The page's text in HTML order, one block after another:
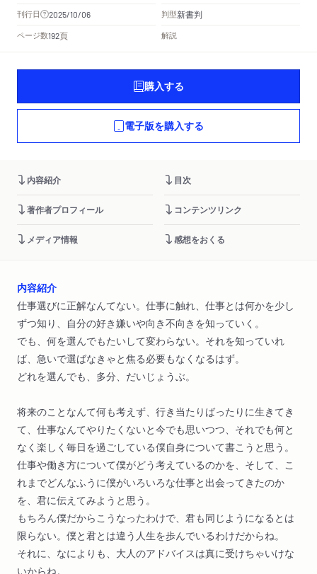
刊行日 2025/10/06 判型新書判
ページ数192頁 解説
購入する
電子版を購入する
内容紹介 目次
著作者プロフィール コンテンツリンク
メディア情報 感想をおくる
内容紹介
仕事選びに正解なんてない。仕事に触れ、仕事とは何かを少し
ずつ知り、自分の好き嫌いや向き不向きを知っていく。
でも、何を選んでもたいして変わらない。それを知っていれ
ば、急いで選ばなきゃと焦る必要もなくなるはず。
どれを選んでも、多分、だいじょうぶ。
将来のことなんて何も考えず、行き当たりばったりに生きてき
て、仕事なんてやりたくないと今でも思いつつ、それでも何と
なく楽しく毎日を過ごしている僕自身について書こうと思う。
仕事や働き方について僕がどう考えているのかを、そして、こ
れまでどんなふうに僕がいろいろな仕事と出会ってきたのか
を、君に伝えてみようと思う。
もちろん僕だからこうなったわけで、君も同じようになるとは
限らない。僕と君とは違う人生を歩んでいるわけだからね。
それに、なによりも、大人のアドバイスは真に受けちゃいけな
いからね。